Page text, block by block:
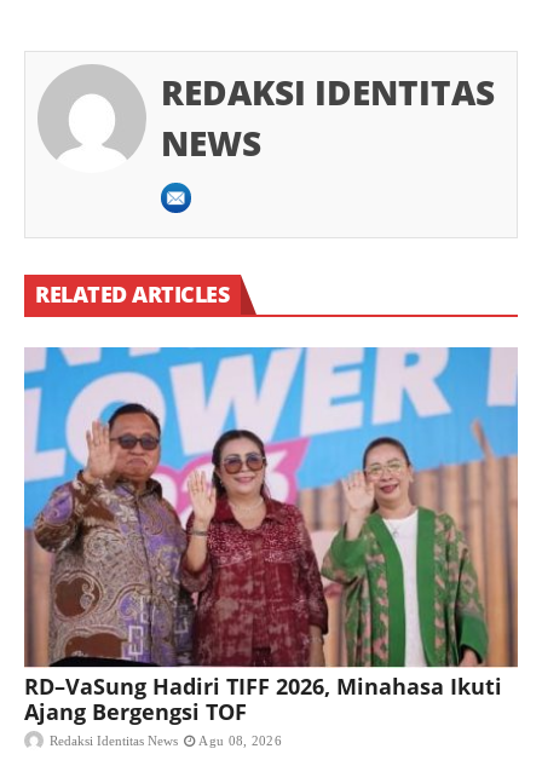
REDAKSI IDENTITAS
NEWS
RELATED ARTICLES
RD–VaSung Hadiri TIFF 2026, Minahasa Ikuti
Ajang Bergengsi TOF
Redaksi Identitas News Agu 08, 2026